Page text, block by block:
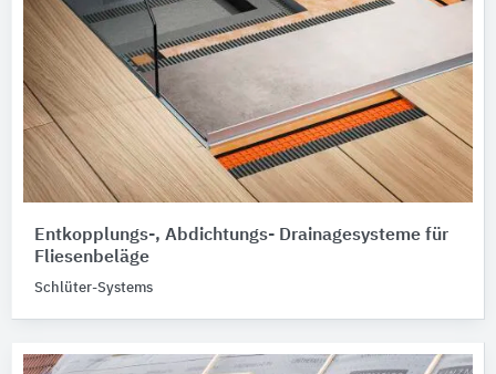
Entkopplungs-, Abdichtungs- Drainagesysteme für
Fliesenbeläge
Schlüter-Systems